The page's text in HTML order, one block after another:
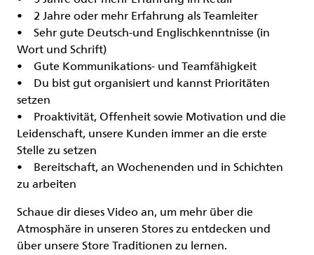
• 2 Jahre oder mehr Erfahrung als Teamleiter
• Sehr gute Deutsch-und Englischkenntnisse (in
Wort und Schrift)
• Gute Kommunikations- und Teamfähigkeit
• Du bist gut organisiert und kannst Prioritäten
setzen
• Proaktivität, Offenheit sowie Motivation und die
Leidenschaft, unsere Kunden immer an die erste
Stelle zu setzen
• Bereitschaft, an Wochenenden und in Schichten
zu arbeiten
Schaue dir dieses Video an, um mehr über die
Atmosphäre in unseren Stores zu entdecken und
über unsere Store Traditionen zu lernen.